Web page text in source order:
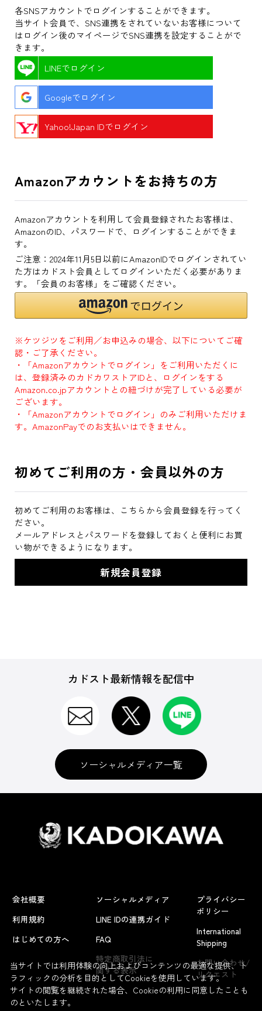
各SNSアカウントでログインすることができます。
当サイト会員で、SNS連携をされていないお客様について
はログイン後のマイページでSNS連携を設定することがで
きます。
LINEでログイン
Googleでログイン
Yahoo!Japan IDでログイン
Amazonアカウントをお持ちの方
Amazonアカウントを利用して会員登録されたお客様は、
AmazonのID、パスワードで、ログインすることができま
す。
ご注意：2024年11月5日以前にAmazonIDでログインされてい
た方はカドスト会員としてログインいただく必要がありま
す。「会員のお客様」をご確認ください。
※ケツジツをご利用／お申込みの場合、以下についてご確
認・ご了承ください。
・「Amazonアカウントでログイン」をご利用いただくに
は、登録済みのカドカワストアIDと、ログインをする
Amazon.co.jpアカウントとの紐づけが完了している必要が
ございます。
・「Amazonアカウントでログイン」のみご利用いただけま
す。AmazonPayでのお支払いはできません。
初めてご利用の方・会員以外の方
初めてご利用のお客様は、こちらから会員登録を行ってく
ださい。
メールアドレスとパスワードを登録しておくと便利にお買
い物ができるようになります。
カドスト最新情報を配信中
ソーシャルメディア一覧
会社概要
利用規約
はじめての方へ
ソーシャルメディア
LINE IDの連携ガイド
FAQ
特定商取引法に
関する表示
プライバシー
ポリシー
International
Shipping
お問い合わせ/
リクエスト
当サイトでは利用体験の向上およびコンテンツの最適な提供、ト
ラフィックの分析を目的としてCookieを使用しています。
サイトの閲覧を継続された場合、Cookieの利用に同意したことも
のといたします。